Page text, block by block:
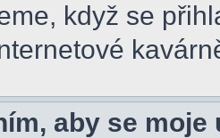
když se
aby se